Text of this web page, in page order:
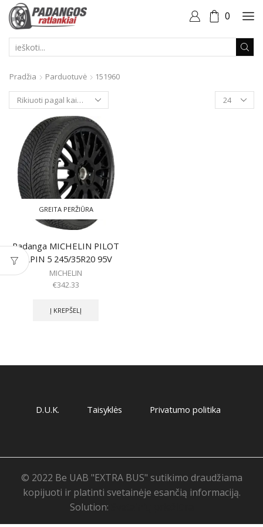
0
Pradžia Parduotuvė
151960
Produktai
puslapyje
GREITA PERŽIŪRA
Padanga MICHELIN PILOT
ALPIN 5 245/35R20 95V
MICHELIN
€342.33
Į KREPŠELĮ
D.U.K. Taisyklės Privatumo politika
© 2022 Be UAB "EXTRA BUS" sutikimo draudžiama
kopijuoti ir platinti svetainėje esančią informaciją.
Solution: